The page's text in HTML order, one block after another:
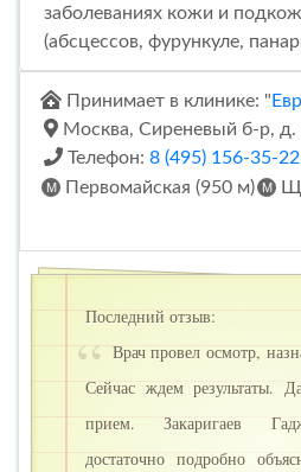
заболеваниях кожи и
(абсцессов, фурункуле,
Принимает в клинике: "
Москва, Сиреневый б-р, д.
Телефон: 8 (495) 156-35-22
Первомайская (950 м)
Последний отзыв:
Врач провел осмотр,
Сейчас ждем результаты.
прием. Закаригаев
достаточно подробно